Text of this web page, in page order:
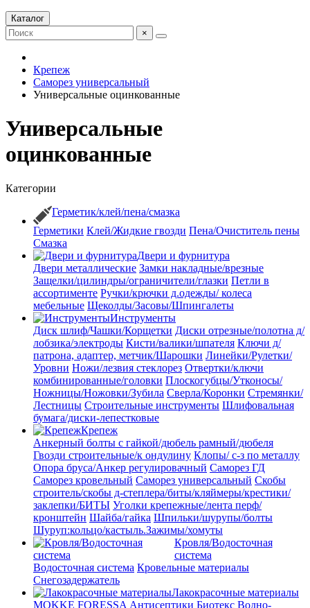
Каталог
×
Крепеж
Саморез универсальный
Универсальные оцинкованные
Универсальные
оцинкованные
Категории
Герметик/клей/пена/смазка
Герметики Клей/Жидкие гвозди Пена/Очиститель пены
Смазка
Двери и фурнитура
Двери металлические Замки накладные/врезные
Защелки/цилиндры/ограничители/глазки Петли в
ассортименте Ручки/крючки д.одежды/ колеса
мебельные Щеколды/Засовы/Шпингалеты
Инструменты
Диск шлиф/Чашки/Корщетки Диски отрезные/полотна д/
лобзика/электроды Кисти/валики/шпателя Ключи д/
патрона, адаптер, метчик/Шарошки Линейки/Рулетки/
Уровни Ножи/лезвия стеклорез Отвертки/ключи
комбинированные/головки Плоскогубцы/Утконосы/
Ножницы/Ножовки/Зубила Сверла/Коронки Стремянки/
Лестницы Строительные инструменты Шлифовальная
бумага/диски-лепестковые
Крепеж
Анкерный болты с гайкой/дюбель рамный/дюбеля
Гвозди строительные/к ондулину Клопы/ с-з по металлу
Опора бруса/Анкер регулировачный Саморез ГД
Саморез кровельный Саморез универсальный Скобы
строитель/скобы д-степлера/биты/кляймеры/крестики/
заклепки/БИТЫ Уголки крепежные/лента перф/
кронштейн Шайба/гайка Шпильки/шурупы/болты
Шуруп:кольцо/кастыль.Зажимы/хомуты
Кровля/Водосточная
система
Водосточная система Кровельные материалы
Снегозадержатель
Лакокрасочные материалы
MOKKE FORESSA Антисептики Биотекс Водно-